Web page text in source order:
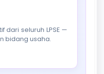
dari seluruh LPSE —
bidang usaha.